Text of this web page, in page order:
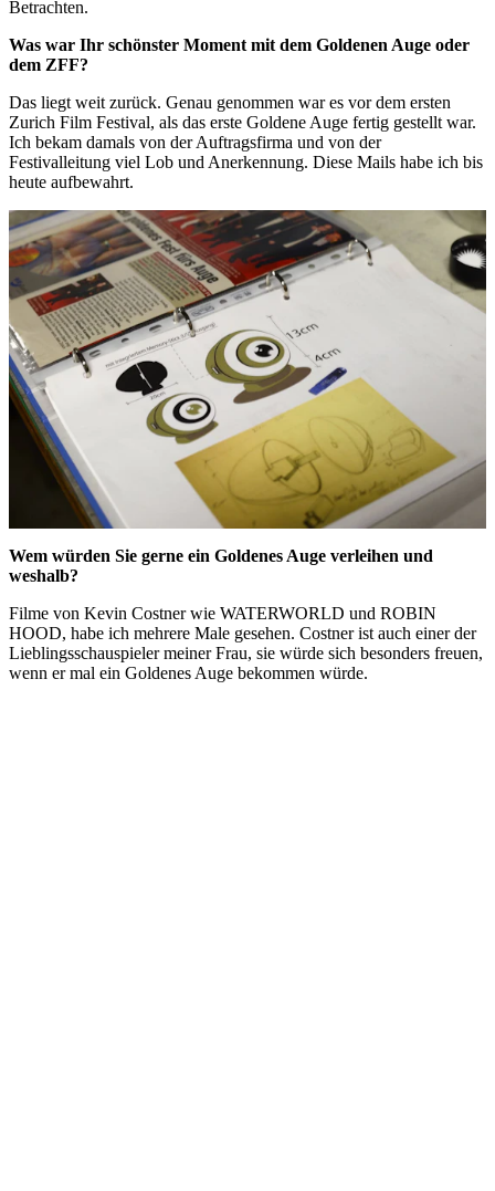
Betrachten.
Was war Ihr schönster Moment mit dem Goldenen Auge oder
dem ZFF?
Das liegt weit zurück. Genau genommen war es vor dem ersten
Zurich Film Festival, als das erste Goldene Auge fertig gestellt war.
Ich bekam damals von der Auftragsfirma und von der
Festivalleitung viel Lob und Anerkennung. Diese Mails habe ich bis
heute aufbewahrt.
Wem würden Sie gerne ein Goldenes Auge verleihen und
weshalb?
Filme von Kevin Costner wie WATERWORLD und ROBIN
HOOD, habe ich mehrere Male gesehen. Costner ist auch einer der
Lieblingsschauspieler meiner Frau, sie würde sich besonders freuen,
wenn er mal ein Goldenes Auge bekommen würde.